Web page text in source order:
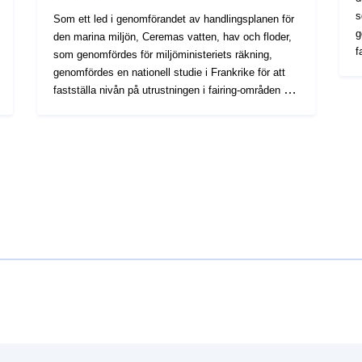
Som ett led i genomförandet av handlingsplanen för
den marina miljön, Ceremas vatten, hav och floder,
som genomfördes för miljöministeriets räkning,
genomfördes en nationell studie i Frankrike för att
fastställa nivån på utrustningen i fairing-områden i